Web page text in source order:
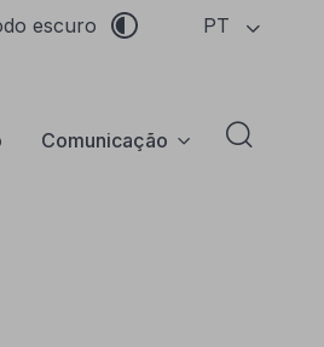
escuro PT
Comunicação Abrir